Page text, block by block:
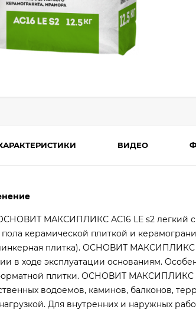
ВИДЕО
МАКСИПЛИКС АС16 LЕ s2 легкий
пола керамической плиткой и
плитка). ОСНОВИТ МАКСИПЛИКС
в ходе эксплуатации основаниям.
плитки. ОСНОВИТ МАКСИПЛИКС
водоемов, каминов, балконов,
Для внутренних и наружных